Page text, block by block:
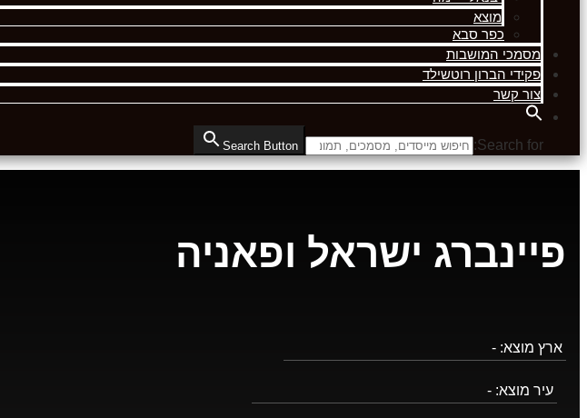
מוצא
כפר סבא
מסמכי המושבות
פקידי הברון רוטשילד
צור קשר
Search for:
Search Button
פיינברג ישראל ופאניה
ארץ מוצא: -
עיר מוצא: -